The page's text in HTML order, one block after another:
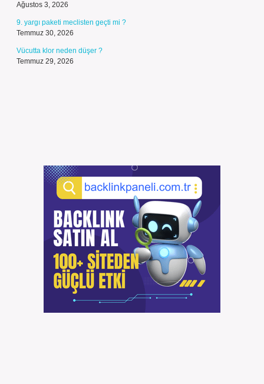
Ağustos 3, 2026
9. yargı paketi meclisten geçti mi ?
Temmuz 30, 2026
Vücutta klor neden düşer ?
Temmuz 29, 2026